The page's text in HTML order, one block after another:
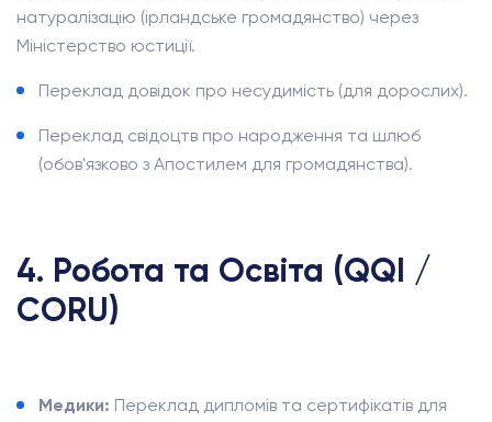
натуралізацію (ірландське громадянство) через
Міністерство юстиції.
Переклад довідок про несудимість (для дорослих).
Переклад свідоцтв про народження та шлюб
(обов'язково з Апостилем для громадянства).
4. Робота та Освіта (QQI /
CORU)
Медики: Переклад дипломів та сертифікатів для